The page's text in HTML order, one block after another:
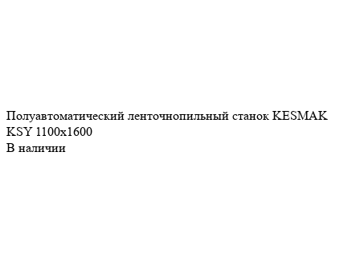
Полуавтоматический ленточнопильный станок KESMAK
KSY 1100x1600
В наличии